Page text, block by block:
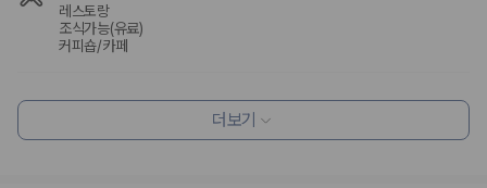
일반자차:사고 발생 시 일정 금액의 면책금이 발생할 수 있습니다.
완전자차:보상 한도 내에서 면책금 부담이 줄어드는 보험 조건입니
다.
2000만 고객이 선택한 렌트카 가격비교 플랫폼
레스토랑
조식가능(유료)
커피숍/카페
편의시설
ATM/은행업무
더보기